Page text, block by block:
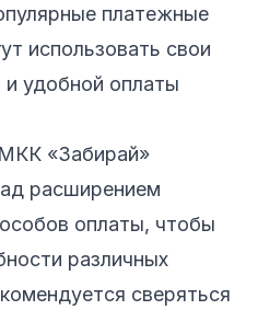
платежные
использовать свои
и удобной оплаты
«Забирай»
расширением
оплаты, чтобы
различных
сверяться